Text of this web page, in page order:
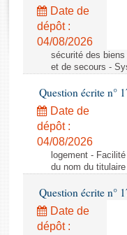
Rapports législatifs
Rapports sur
Baromètre de
Dossiers législatifs
Budget et sécurité
Questions écrites et
Comptes rendus des
Date de
dépôt :
04/08/2026
sécurité des
et de secours -
Question écrite n°
Date de
dépôt :
04/08/2026
logement -
du nom du
Question écrite n°
Date de
dépôt :